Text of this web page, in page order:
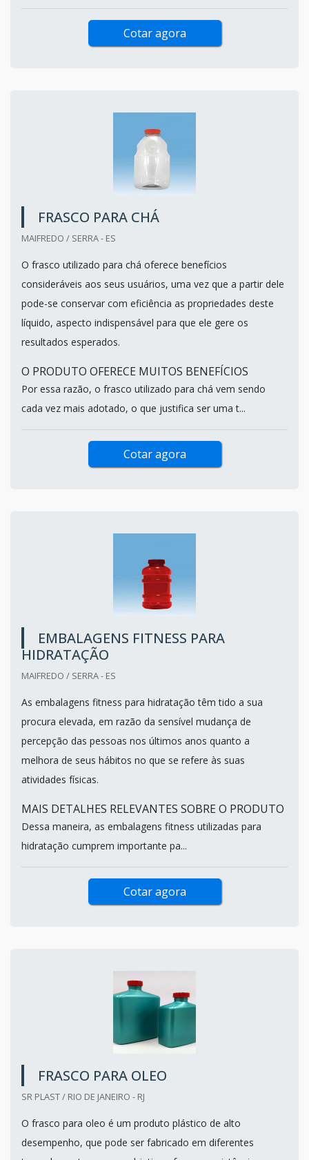
Cotar agora
FRASCO PARA CHÁ
MAIFREDO / SERRA - ES
O frasco utilizado para chá oferece benefícios
consideráveis aos seus usuários, uma vez que a partir dele
pode-se conservar com eficiência as propriedades deste
líquido, aspecto indispensável para que ele gere os
resultados esperados.
O PRODUTO OFERECE MUITOS BENEFÍCIOS
Por essa razão, o frasco utilizado para chá vem sendo
cada vez mais adotado, o que justifica ser uma t...
Cotar agora
EMBALAGENS FITNESS PARA
HIDRATAÇÃO
MAIFREDO / SERRA - ES
As embalagens fitness para hidratação têm tido a sua
procura elevada, em razão da sensível mudança de
percepção das pessoas nos últimos anos quanto a
melhora de seus hábitos no que se refere às suas
atividades físicas.
MAIS DETALHES RELEVANTES SOBRE O PRODUTO
Dessa maneira, as embalagens fitness utilizadas para
hidratação cumprem importante pa...
Cotar agora
FRASCO PARA OLEO
SR PLAST / RIO DE JANEIRO - RJ
O frasco para oleo é um produto plástico de alto
desempenho, que pode ser fabricado em diferentes